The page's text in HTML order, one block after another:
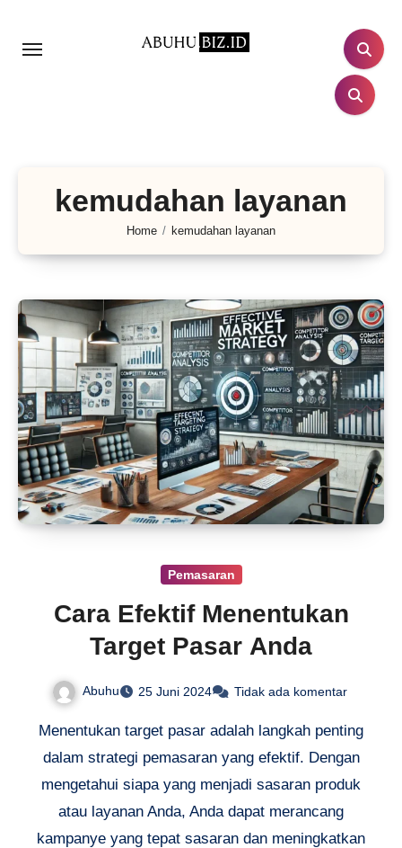
kemudahan layanan
Home kemudahan layanan
Pemasaran
Cara Efektif Menentukan
Target Pasar Anda
Abuhu 25 Juni 2024 Tidak ada komentar
Menentukan target pasar adalah langkah penting
dalam strategi pemasaran yang efektif. Dengan
mengetahui siapa yang menjadi sasaran produk
atau layanan Anda, Anda dapat merancang
kampanye yang tepat sasaran dan meningkatkan